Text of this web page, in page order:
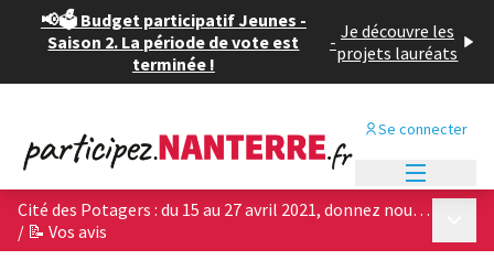
📢🗳️ Budget participatif Jeunes -
Saison 2. La période de vote est
terminée !
- Je découvre les
projets lauréats
Se connecter
Cité des Potagers : du 15 au 27 avril 2021, donnez nous votre avis sur les 4 projets architecturaux !
/ 📝 Vos avis